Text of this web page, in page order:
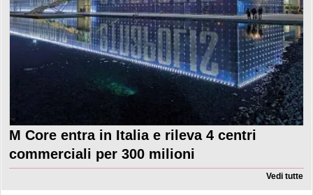
M Core entra in Italia e rileva 4 centri
commerciali per 300 milioni
Vedi tutte